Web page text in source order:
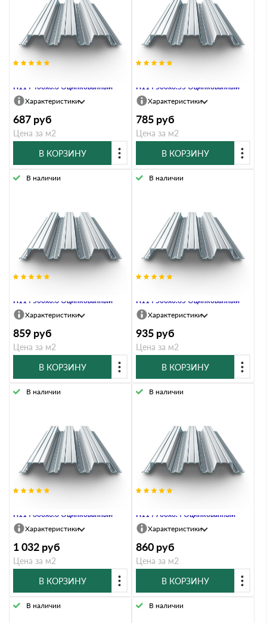
Н114 400х0.6 Оцинкованный
Характеристики
687 руб
Цена за м2
В КОРЗИНУ
Н114 500х0.55 Оцинкованный
Характеристики
785 руб
Цена за м2
В КОРЗИНУ
Н114 500х0.6 Оцинкованный
В наличии
Характеристики
859 руб
Цена за м2
В КОРЗИНУ
Н114 500х0.65 Оцинкованный
В наличии
Характеристики
935 руб
Цена за м2
В КОРЗИНУ
Н114 600х0.6 Оцинкованный
В наличии
Характеристики
1 032 руб
Цена за м2
В КОРЗИНУ
Н114 700х0.4 Оцинкованный
В наличии
Характеристики
860 руб
Цена за м2
В КОРЗИНУ
В наличии В наличии